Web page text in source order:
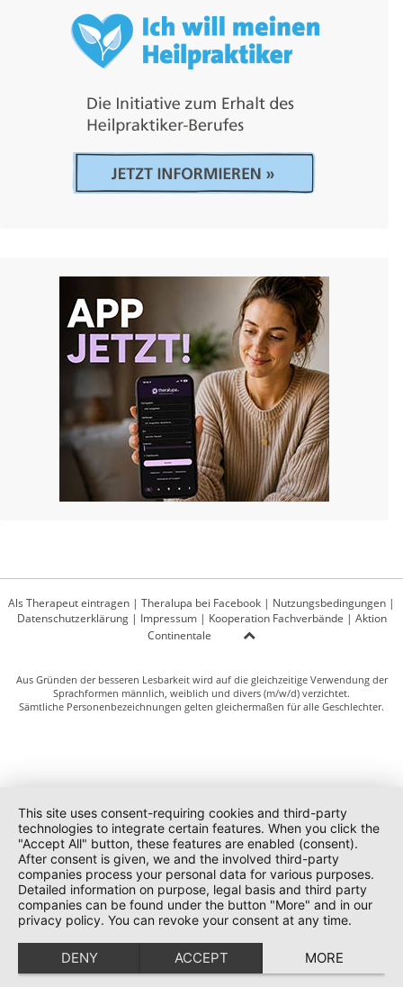
Als Therapeut eintragen | Theralupa bei Facebook | Nutzungsbedingungen |
Datenschutzerklärung| Impressum| Kooperation Fachverbände | Aktion
Continentale
Aus Gründen der besseren Lesbarkeit wird auf die gleichzeitige Verwendung der
Sprachformen männlich, weiblich und divers (m/w/d) verzichtet.
Sämtliche Personenbezeichnungen gelten gleichermaßen für alle Geschlechter.
This site uses consent-requiring cookies and third-party
technologies to integrate certain features. When you click the
"Accept All" button, these features are enabled (consent).
After consent is given, we and the involved third-party
companies process your personal data for various purposes.
Detailed information on purpose, legal basis and third party
companies can be found under the button "More" and in our
privacy policy. You can revoke your consent at any time.
DENY ACCEPT MORE